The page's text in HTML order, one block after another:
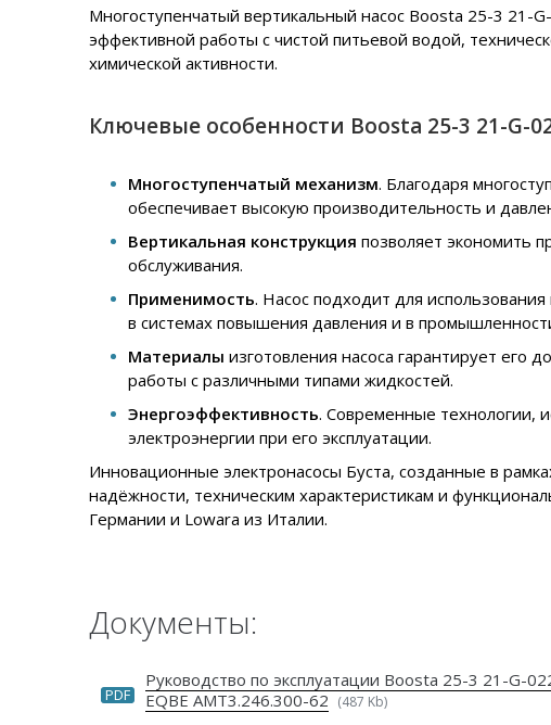
Многоступенчатый вертикальный насос Boosta 25-3 21-
эффективной работы с чистой питьевой водой,
химической активности.
Ключевые особенности Boosta 25-3 21-G-
Многоступенчатый механизм. Благодаря
обеспечивает высокую производительность и
Вертикальная конструкция позволяет экономить
обслуживания.
Применимость. Насос подходит для
в системах повышения давления и в
Материалы изготовления насоса гарантирует его
работы с различными типами жидкостей.
Энергоэффективность. Современные технологии,
электроэнергии при его эксплуатации.
Инновационные электронасосы Буста, созданные в
надёжности, техническим характеристикам и
Германии и Lowara из Италии.
Документы:
PDF
Руководство по эксплуатации Boosta 25-3 21-G-
EQBE АМТ3.246.300-62 (487 Kb)